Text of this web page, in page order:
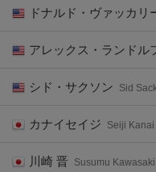
ドナルド・ヴァッカリ
アレックス・ランドル
シド・サクソン Sid
カナイセイジ Seiji Kanai
川崎 晋 Susumu Kawasaki